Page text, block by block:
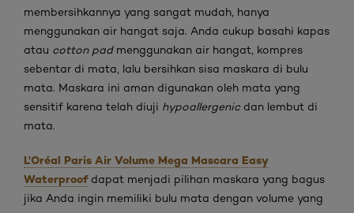
membersihkannya yang sangat mudah, hanya
menggunakan air hangat saja. Anda cukup basahi kapas
atau cotton padmenggunakan air hangat, kompres
sebentar di mata, lalu bersihkan sisa maskara di bulu
mata. Maskara ini aman digunakan oleh mata yang
sensitif karena telah diuji hypoallergenicdan lembut di
mata.
L'Oréal Paris Air Volume Mega Mascara Easy
Waterproofdapat menjadi pilihan maskara yang bagus
jika Anda ingin memiliki bulu mata dengan volume yang